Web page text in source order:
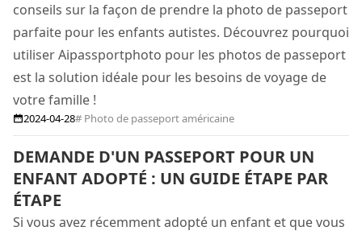
conseils sur la façon de prendre la photo de passeport
parfaite pour les enfants autistes. Découvrez pourquoi
utiliser Aipassportphoto pour les photos de passeport
est la solution idéale pour les besoins de voyage de
votre famille !
2024-04-28# Photo de passeport américaine
DEMANDE D'UN PASSEPORT POUR UN
ENFANT ADOPTÉ : UN GUIDE ÉTAPE PAR
ÉTAPE
Si vous avez récemment adopté un enfant et que vous